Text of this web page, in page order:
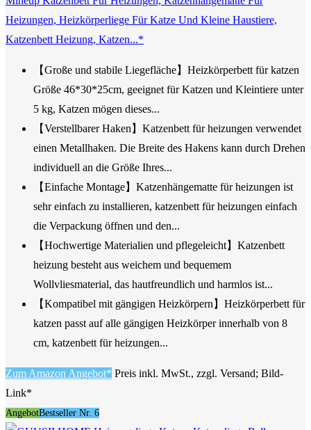
Heizungen, Heizkörperliege Für Katze Und Kleine Haustiere,
Katzenbett Heizung, Katzen...*
【Große und stabile Liegefläche】Heizkörperbett für katzen
Größe 46*30*25cm, geeignet für Katzen und Kleintiere unter
5 kg, Katzen mögen dieses...
【Verstellbarer Haken】Katzenbett für heizungen verwendet
einen Metallhaken. Die Breite des Hakens kann durch Drehen
individuell an die Größe Ihres...
【Einfache Montage】Katzenhängematte für heizungen ist
sehr einfach zu installieren, katzenbett für heizungen einfach
die Verpackung öffnen und den...
【Hochwertige Materialien und pflegeleicht】Katzenbett
heizung besteht aus weichem und bequemem
Wollvliesmaterial, das hautfreundlich und harmlos ist...
【Kompatibel mit gängigen Heizkörpern】Heizkörperbett für
katzen passt auf alle gängigen Heizkörper innerhalb von 8
cm, katzenbett für heizungen...
Zum Amazon Angebot* Preis inkl. MwSt., zzgl. Versand; Bild-
Link*
AngebotBestseller Nr. 6